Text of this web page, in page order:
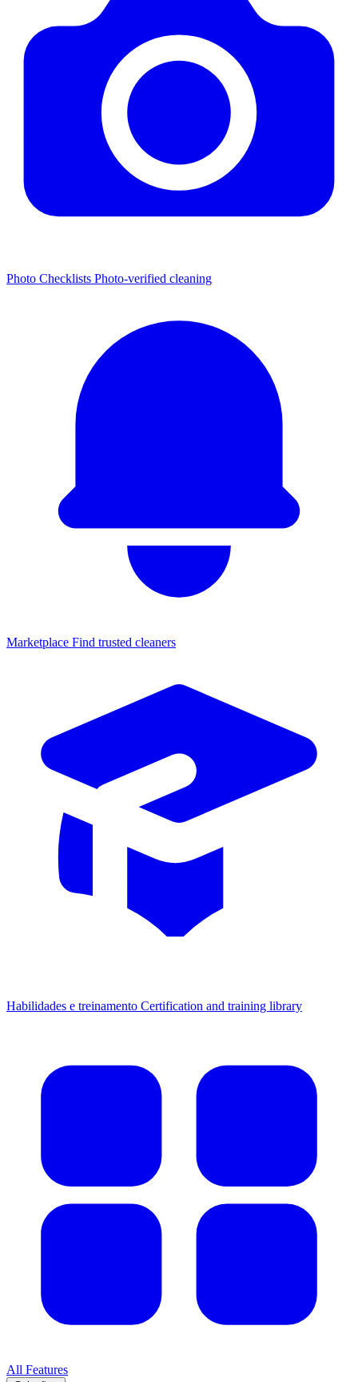
Photo Checklists Photo-verified cleaning
Marketplace Find trusted cleaners
Habilidades e treinamento Certification and training library
All Features